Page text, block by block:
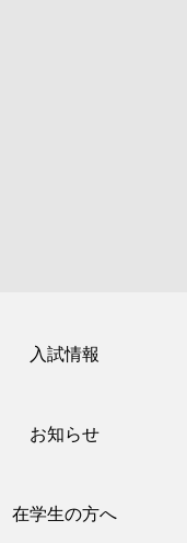
入試情報
お知らせ
在学生の方へ